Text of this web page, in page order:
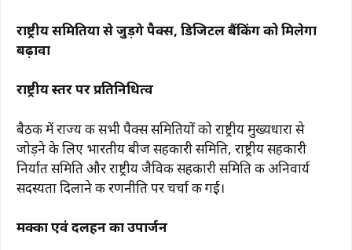
राष्ट्रीय समितियों से जुड़ेंगे पैक्स, डिजिटल बैंकिंग को मिलेगा
बढ़ावा
राष्ट्रीय स्तर पर प्रतिनिधित्व
बैठक में राज्य की सभी पैक्स समितियों को राष्ट्रीय मुख्यधारा से
जोड़ने के लिए भारतीय बीज सहकारी समिति, राष्ट्रीय सहकारी
निर्यात समिति और राष्ट्रीय जैविक सहकारी समिति की अनिवार्य
सदस्यता दिलाने की रणनीति पर चर्चा की गई।
मक्का एवं दलहन का उपार्जन